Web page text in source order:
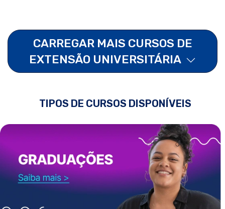
CARREGAR MAIS CURSOS DE
EXTENSÃO UNIVERSITÁRIA
TIPOS DE CURSOS DISPONÍVEIS